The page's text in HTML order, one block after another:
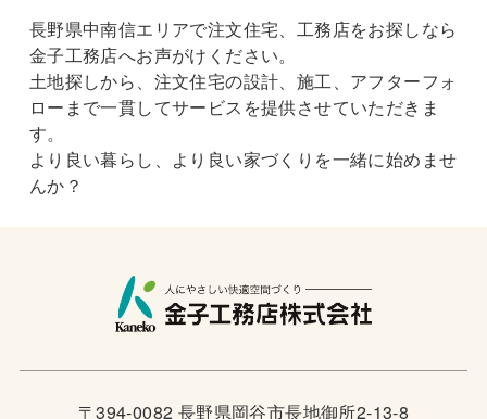
長野県中南信エリアで注文住宅、工務店をお探しなら
金子工務店へお声がけください。
土地探しから、注文住宅の設計、施工、アフターフォ
ローまで一貫してサービスを提供させていただきま
す。
より良い暮らし、より良い家づくりを一緒に始めませ
んか？
〒394-0082 長野県岡谷市長地御所2-13-8